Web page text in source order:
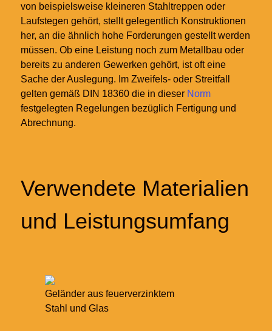
von beispielsweise kleineren Stahltreppen oder
Laufstegen gehört, stellt gelegentlich Konstruktionen
her, an die ähnlich hohe Forderungen gestellt werden
müssen. Ob eine Leistung noch zum Metallbau oder
bereits zu anderen Gewerken gehört, ist oft eine
Sache der Auslegung. Im Zweifels- oder Streitfall
gelten gemäß DIN 18360 die in dieser Norm
festgelegten Regelungen bezüglich Fertigung und
Abrechnung.
Verwendete Materialien
und Leistungsumfang
Geländer aus feuerverzinktem
Stahl und Glas